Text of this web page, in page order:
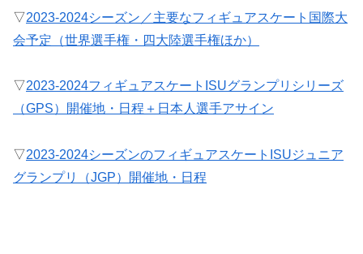
▽2023-2024シーズン／主要なフィギュアスケート国際大
会予定（世界選手権・四大陸選手権ほか）
▽2023-2024フィギュアスケートISUグランプリシリーズ
（GPS）開催地・日程＋日本人選手アサイン
▽2023-2024シーズンのフィギュアスケートISUジュニア
グランプリ（JGP）開催地・日程